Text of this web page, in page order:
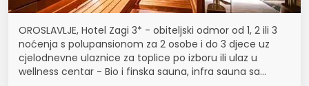
OROSLAVLJE, Hotel Zagi 3* - obiteljski odmor od 1, 2 ili 3
noćenja s polupansionom za 2 osobe i do 3 djece uz
cjelodnevne ulaznice za toplice po izboru ili ulaz u
wellness centar - Bio i finska sauna, infra sauna sa